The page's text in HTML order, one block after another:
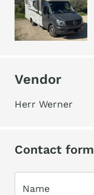
Vendor
Herr Werner
Contact form
Name